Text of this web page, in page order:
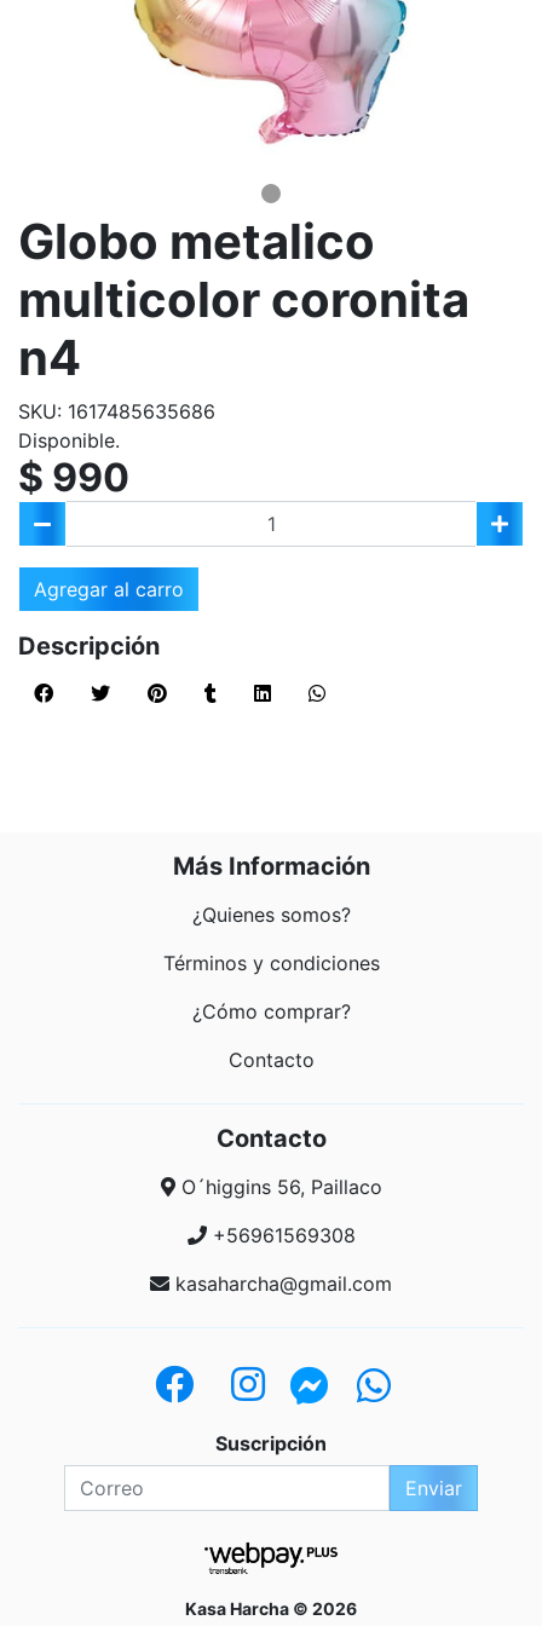
Globo metalico
multicolor coronita
n4
SKU: 1617485635686
Disponible.
$ 990
Agregar al carro
Descripción
Más Información
¿Quienes somos?
Términos y condiciones
¿Cómo comprar?
Contacto
Contacto
O´higgins 56, Paillaco
+56961569308
kasaharcha@gmail.com
Suscripción
Enviar
Kasa Harcha © 2026